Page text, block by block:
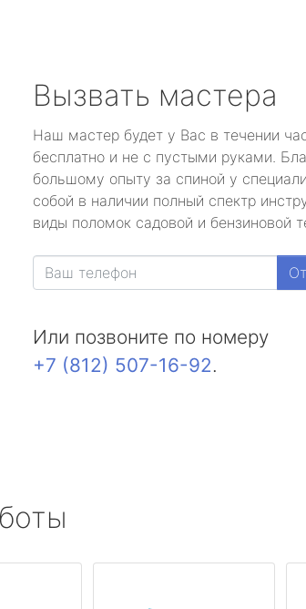
Вызвать мастера
Наш мастер будет у Вас в течении
бесплатно и не с пустыми руками.
большому опыту за спиной у
собой в наличии полный спектр
виды поломок садовой и бензиновой
Или позвоните по номеру
+7 (812) 507-16-92.